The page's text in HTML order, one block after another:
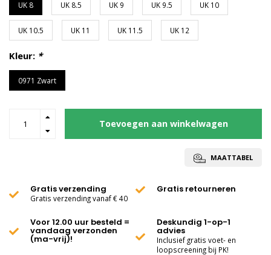
UK 8 UK 8.5 UK 9 UK 9.5 UK 10
UK 10.5 UK 11 UK 11.5 UK 12
Kleur: *
0971 Zwart
Toevoegen aan winkelwagen
MAATTABEL
Gratis verzending
Gratis verzending vanaf € 40
Gratis retourneren
Voor 12.00 uur besteld =
vandaag verzonden
(ma-vrij)!
Deskundig 1-op-1
advies
Inclusief gratis voet- en
loopscreening bij PK!